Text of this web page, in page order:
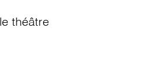
théâtre